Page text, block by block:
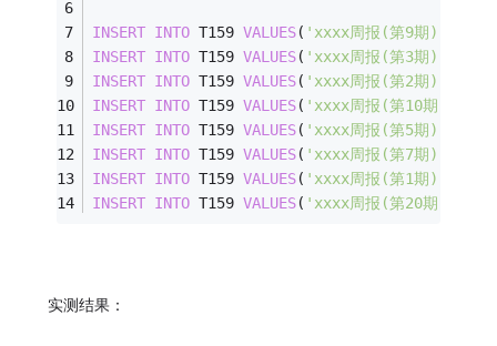
INSERT INTO T159 VALUES( 'xxxx周报(第9期)'
INSERT INTO T159 VALUES( 'xxxx周报(第3期)'
INSERT INTO T159 VALUES( 'xxxx周报(第2期)'
INSERT INTO T159 VALUES( 'xxxx周报(第10期)'
INSERT INTO T159 VALUES( 'xxxx周报(第5期)'
INSERT INTO T159 VALUES( 'xxxx周报(第7期)'
INSERT INTO T159 VALUES( 'xxxx周报(第1期)'
INSERT INTO T159 VALUES( 'xxxx周报(第20期)'
实测结果：